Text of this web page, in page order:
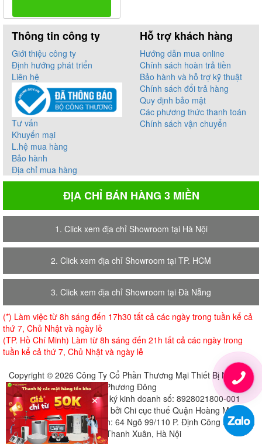
Thông tin công ty
Giới thiệu công ty
Định hướng phát triển
Liên hệ
Tư vấn
Khuyến mại
L.hệ mua hàng
Bảo hành
Địa chỉ mua hàng
Hỗ trợ khách hàng
Hướng dẫn mua online
Chính sách hoàn trả tiền
Bảo hành và hỗ trợ kỹ thuật
Chính sách đổi trả hàng
Quy định bảo mật
Các phương thức thanh toán
Chính sách vận chuyển
ĐỊA CHỈ BÁN HÀNG 3 MIỀN
1. Click xem địa chỉ Showroom tại Hà Nội
2. Click xem địa chỉ Showroom tại TP. HCM
3. Click xem địa chỉ Showroom tại Đà Nẵng
(*) Làm việc từ 8h sáng đến 17h30 tất cả các ngày trong tuần kể cả
thứ 7, Chủ Nhật và ngày lễ
(TP. Hồ Chí Minh) Làm từ 8h sáng đến 21h tất cả các ngày trong
tuần kể cả thứ 7, Chủ Nhật và ngày lễ
Copyright © 2026 Công Ty Cổ Phần Thương Mại Thiết Bị Nội Thất
Phương Đông
Giấy chứng nhận đăng ký kinh doanh số: 8928021800-001
Cấp ngày 18-07-2018 bởi Chi cục thuế Quận Hoàng Mai
Địa chỉ đăng ký trụ sở chính: 64 Ngõ 99/110 P. Định Công Hạ, Định
Công, Thanh Xuân, Hà Nội
×